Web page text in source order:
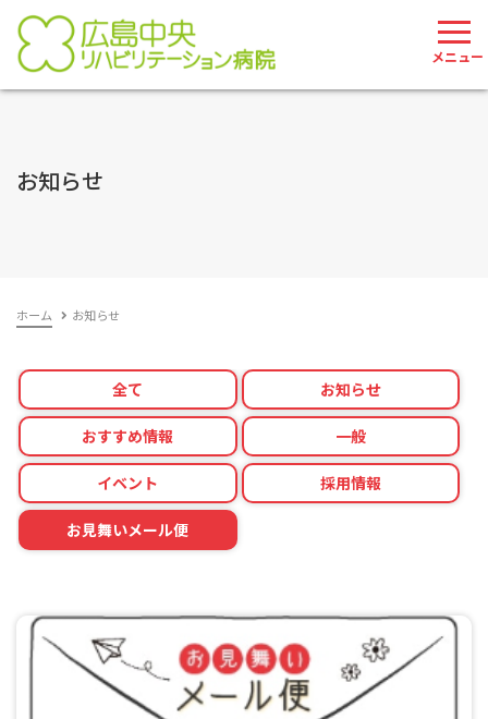
お問い合わせ
お知らせ
ホーム お知らせ
全て お知らせ
おすすめ情報 一般
イベント 採用情報
お見舞いメール便